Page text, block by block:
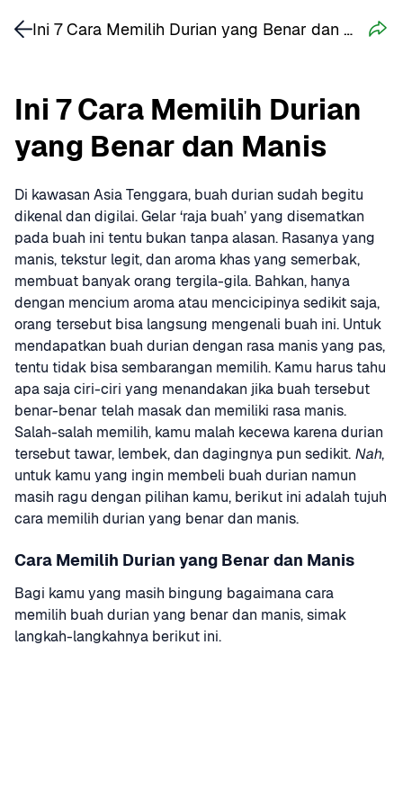
Ini 7 Cara Memilih Durian
yang Benar dan Manis
Di kawasan Asia Tenggara, buah durian sudah begitu
dikenal dan digilai. Gelar ‘raja buah’ yang disematkan
pada buah ini tentu bukan tanpa alasan. Rasanya yang
manis, tekstur legit, dan aroma khas yang semerbak,
membuat banyak orang tergila-gila. Bahkan, hanya
dengan mencium aroma atau mencicipinya sedikit saja,
orang tersebut bisa langsung mengenali buah ini. Untuk
mendapatkan buah durian dengan rasa manis yang pas,
tentu tidak bisa sembarangan memilih. Kamu harus tahu
apa saja ciri-ciri yang menandakan jika buah tersebut
benar-benar telah masak dan memiliki rasa manis.
Salah-salah memilih, kamu malah kecewa karena durian
tersebut tawar, lembek, dan dagingnya pun sedikit. Nah,
untuk kamu yang ingin membeli buah durian namun
masih ragu dengan pilihan kamu, berikut ini adalah tujuh
cara memilih durian yang benar dan manis.
Cara Memilih Durian yang Benar dan Manis
Bagi kamu yang masih bingung bagaimana cara
memilih buah durian yang benar dan manis, simak
langkah-langkahnya berikut ini.
Ini 7 Cara Memilih Durian yang Benar dan Manis